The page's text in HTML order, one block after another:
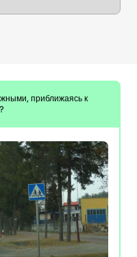
приближаясь к